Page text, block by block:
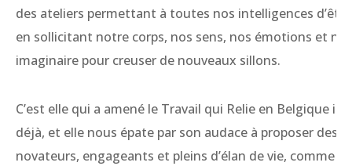
des ateliers permettant à toutes nos intelligences
en sollicitant notre corps, nos sens, nos émotions et
imaginaire pour creuser de nouveaux sillons.
C’est elle qui a amené le Travail qui Relie en Belgique il y
déjà, et elle nous épate par son audace à proposer des
novateurs, engageants et pleins d’élan de vie, comme